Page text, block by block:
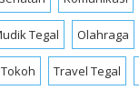
Tegal Olahraga
Tokoh Travel Tegal